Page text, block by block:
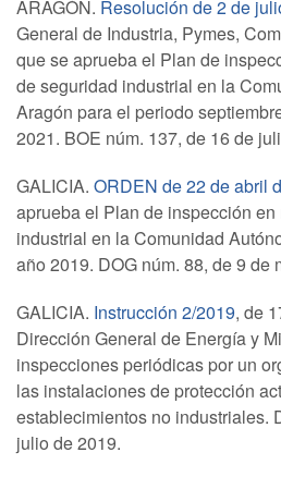
ARAGÓN. Resolución de 2 de
General de Industria, Pymes,
que se aprueba el Plan de
de seguridad industrial en la
Aragón para el periodo
2021. BOE núm. 137, de 16 de
GALICIA. ORDEN de 22 de abril
aprueba el Plan de inspección
industrial en la Comunidad
año 2019. DOG núm. 88, de 9 de
GALICIA. Instrucción 2/2019, de
Dirección General de Energía y
inspecciones periódicas por un
las instalaciones de protección
establecimientos no industriales.
julio de 2019.